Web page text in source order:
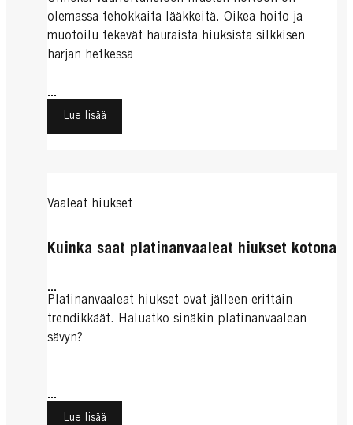
olemassa tehokkaita lääkkeitä. Oikea hoito ja
muotoilu tekevät hauraista hiuksista silkkisen
harjan hetkessä
...
Lue lisää
Vaaleat hiukset
Kuinka saat platinanvaaleat hiukset kotona
...
Platinanvaaleat hiukset ovat jälleen erittäin
trendikkäät. Haluatko sinäkin platinanvaalean
sävyn?
...
Lue lisää